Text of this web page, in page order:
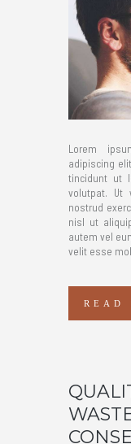
Lorem
adipiscing
tincidunt ut
volutpat. Ut
nostrud
nisl ut
autem vel
velit esse
READ